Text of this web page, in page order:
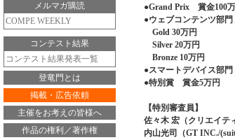
メルマガ購読
COMPE WEEKLY
コンテスト結果
コンテスト結果発表一覧
登竜門とは
掲載・広告依頼
主催をお考えの皆様へ
作品の権利／著作権
●Grand Prix 賞金100
●ウェブコンテンツ部門
Gold 30万円
Silver 20万円
Bronze 10万円
●スマートデバイス部
●特別賞 賞金5万円
【特別審査員】
佐々木 宏（クリエイテ
内山光司（GT INC./